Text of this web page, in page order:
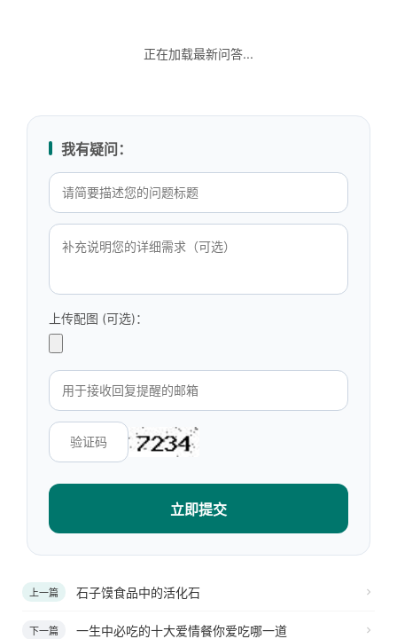
正在加载最新问答...
我有疑问：
上传配图 (可选)：
立即提交
上一篇 石子馍食品中的活化石
下一篇 一生中必吃的十大爱情餐你爱吃哪一道